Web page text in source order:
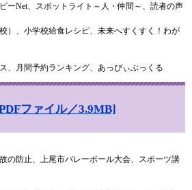
ーNet、スポットライト～人・仲間～、読者の声
）、小学校給食レシピ、未来へすくすく！わが
、月間予約ランキング、あっぴぃぶっくる
ファイル／3.9MB]
の防止、上尾市バレーボール大会、スポーツ講